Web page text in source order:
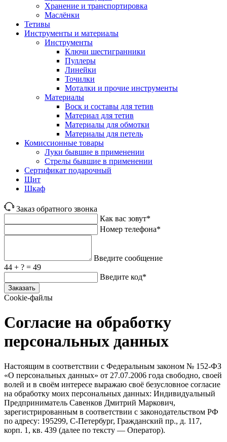
Хранение и транспортировка
Маслёнки
Тетивы
Инструменты и материалы
Инструменты
Ключи шестигранники
Пуллеры
Линейки
Точилки
Моталки и прочие инструменты
Материалы
Воск и составы для тетив
Материал для тетив
Материалы для обмотки
Материалы для петель
Комиссионные товары
Луки бывшие в применении
Стрелы бывшие в применении
Сертификат подарочный
Щит
Шкаф
Заказ обратного звонка
Как вас зовут*
Номер телефона*
Введите сообщение
44 + ? = 49
Введите код*
Заказать
Cookie-файлы
Согласие на обработку
персональных данных
Настоящим в соответствии с Федеральным законом № 152‑ФЗ
«О персональных данных» от 27.07.2006 года свободно, своей
волей и в своём интересе выражаю своё безусловное согласие
на обработку моих персональных данных: Индивидуальный
Предприниматель Савенков Дмитрий Маркович,
зарегистрированным в соответствии с законодательством РФ
по адресу: 195299, С‑Петербург, Гражданский пр., д. 117,
корп. 1, кв. 439 (далее по тексту — Оператор).